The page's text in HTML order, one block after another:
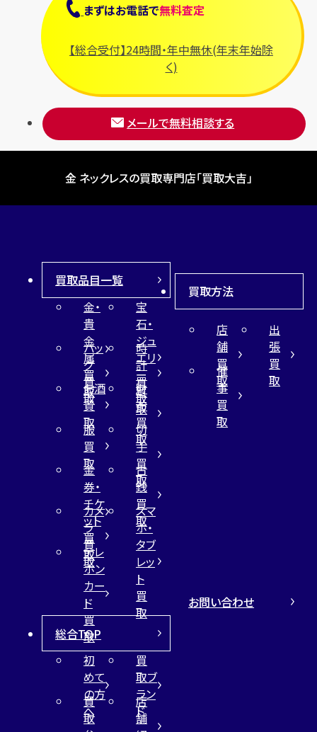
まずはお電話で無料査定
【総合受付】24時間・年中無休(年末年始除
く)
メールで無料相談する
金 ネックレスの買取専門店「買取大吉」
買取品目一覧
金・
貴
金
属
買
取
宝
石・
ジュ
エリ
ー
買
取
バッ
グ
買
取
時
計
買
取
お酒
買
取
財
布
買
取
服
買
取
切
手
買
取
金
券・
チケ
ット
買
取
古
銭
買
取
カメ
ラ
買
取
スマ
ホ・
タブ
レッ
ト
買
取
テレ
ホン
カー
ド
買
取
買取方法
店
舗
買
取
出
張
買
取
催
事
買
取
総合TOP
初
めて
の方
へ
買
取ブ
ラン
ド
買
取
店
舗
お問い合わせ